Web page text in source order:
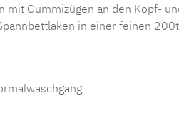
mit Gummizügen an den Kopf-
in einer feinen